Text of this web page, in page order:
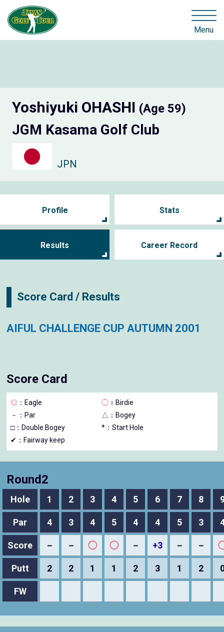
Menu
Yoshiyuki OHASHI (Age 59)
JGM Kasama Golf Club
JPN
Profile Stats
Results Career Record
Score Card / Results
AIFUL CHALLENGE CUP AUTUMN 2001
Score Card
◎ ：Eagle ◯ ：Birdie
－
：Par △ ：Bogey
□：Double Bogey
*：Start Hole
✔：Fairway keep
Round2
Hole 1 2 3 4 5 6 7 8
Par 4 3 4 5 4 4 5 3
Score － － ◯ ◯ － +3 － －
Putt 2 2 1 1 2 3 1 2
FW